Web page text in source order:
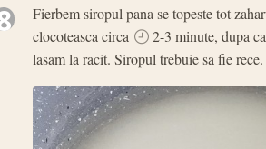
Fierbem siropul pana se topeste tot
clocoteasca circa
2-3 minute, dupa
lasam la racit. Siropul trebuie sa fie rece.